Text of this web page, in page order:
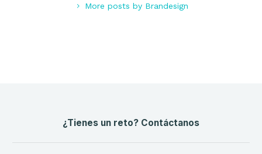
More posts by Brandesign
¿Tienes un reto? Contáctanos